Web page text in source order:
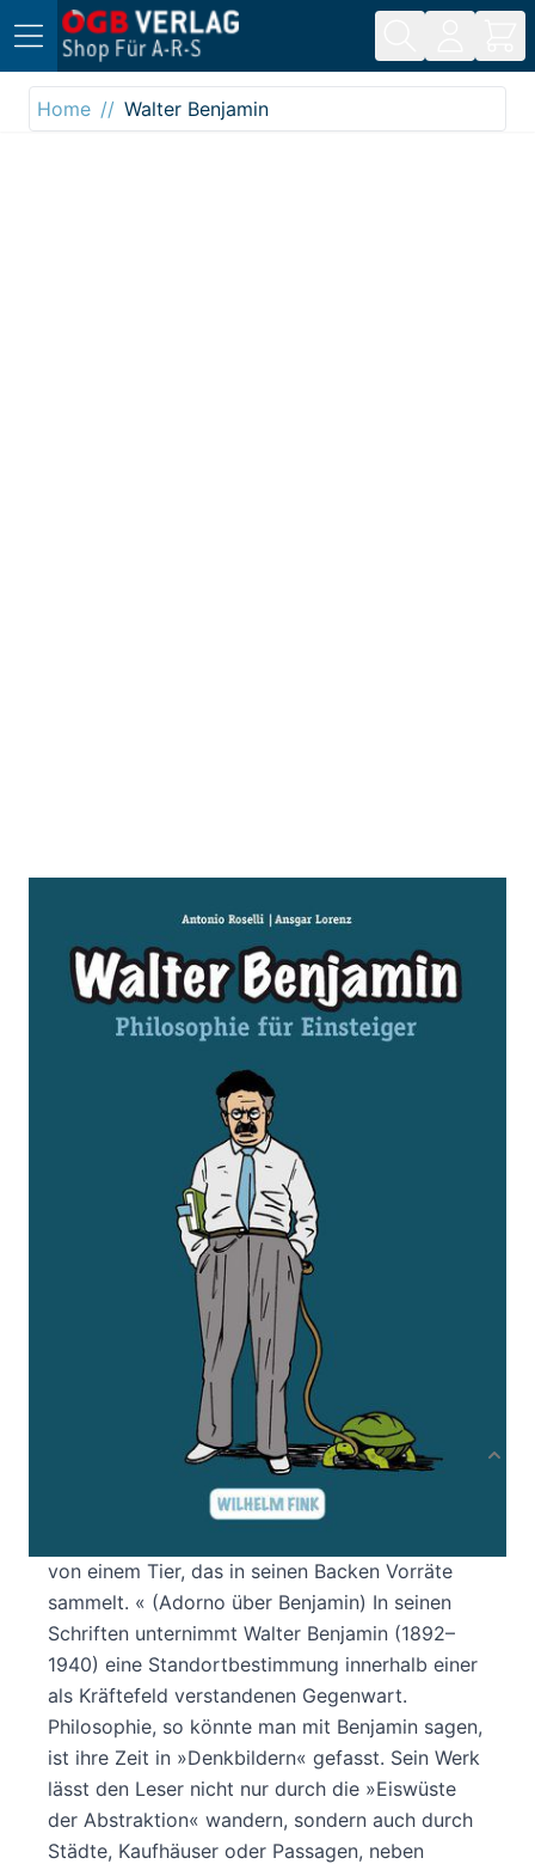
Direkt zum Inhalt
Home
Walter Benjamin
Walter Benjamin
Zur Wunschliste hinzufügen
Ansgar Lorenz
ISBN: 978-3-7705-
6163-6
Bibliografische Daten
Autor:innenbeschreibung
Produktbeschreibung
»Sein Gesicht war eigentlich sehr ebenmäßig
von einem Tier, das in seinen Backen Vorräte
sammelt. « (Adorno über Benjamin) In seinen
Schriften unternimmt Walter Benjamin (1892–
1940) eine Standortbestimmung innerhalb einer
als Kräftefeld verstandenen Gegenwart.
Philosophie, so könnte man mit Benjamin sagen,
ist ihre Zeit in »Denkbildern« gefasst. Sein Werk
lässt den Leser nicht nur durch die »Eiswüste
der Abstraktion« wandern, sondern auch durch
Städte, Kaufhäuser oder Passagen, neben